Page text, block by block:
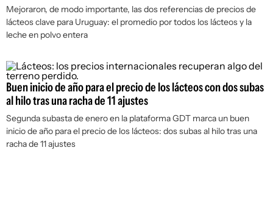
Mejoraron, de modo importante, las dos referencias de precios de
lácteos clave para Uruguay: el promedio por todos los lácteos y la
leche en polvo entera
Buen inicio de año para el precio de los lácteos con dos subas
al hilo tras una racha de 11 ajustes
Segunda subasta de enero en la plataforma GDT marca un buen
inicio de año para el precio de los lácteos: dos subas al hilo tras una
racha de 11 ajustes